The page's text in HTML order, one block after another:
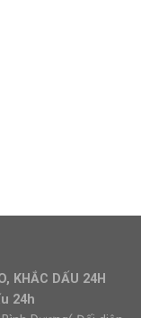
KHẮC DẤU 24H
24h